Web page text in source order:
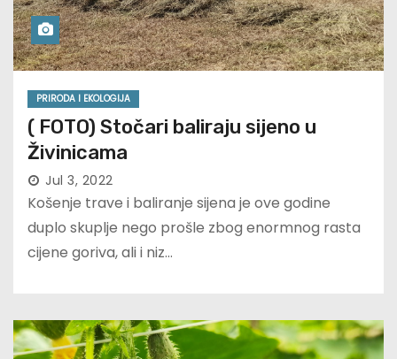
PRIRODA I EKOLOGIJA
( FOTO) Stočari baliraju sijeno u
Živinicama
Jul 3, 2022
Košenje trave i baliranje sijena je ove godine
duplo skuplje nego prošle zbog enormnog rasta
cijene goriva, ali i niz…